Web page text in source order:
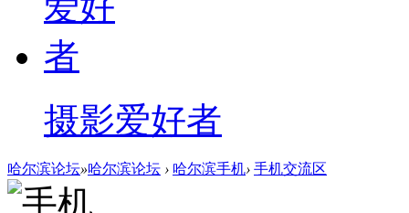
摄影爱好者
哈尔滨论坛»哈尔滨论坛 › 哈尔滨手机› 手机交流区